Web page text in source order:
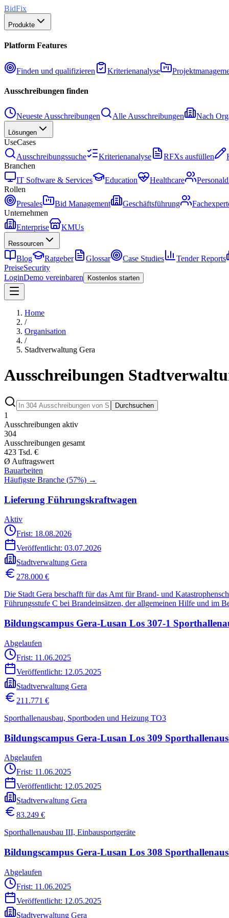
BidFix
Produkte
Platform Features
Finden und qualifizieren Kriterienanalyse
Ausschreibungen finden
Neueste Ausschreibungen Alle Ausschreibungen Nach
Lösungen
UseCases
Ausschreibungssuche
Kriterienanalyse RFXs ausfüllen
Branchen
IT Software & Services
Education Healthcare
Rollen
Presales
Bid Management Geschäftsführung
Unternehmen
Enterprise
KMUs
Ressourcen
Blog Ratgeber Glossar Case Studies
Tender Reports
PreiseSecurity
LoginDemo vereinbaren Kostenlos starten
Home
/
Organisation
/
Stadtverwaltung Gera
Ausschreibungen
Durchsuchen
1
Ausschreibungen aktiv
304
Ausschreibungen gesamt
423 Tsd. €
Ø Auftragswert
Bauarbeiten
Häufigste Branche (57%) →
Lieferung Führungskraftwagen
Aktiv
Frist: 18.08.2026
Veröffentlicht: 03.07.2026
Stadtverwaltung Gera
278.000 €
Die Stadt Gera beschafft für das Amt für Brand- und
Führungsstufe C bei Brandeinsätzen, der allgemeinen Hilfe und im
Bildungscampus Gera-Lusan Los 307-1
Abgelaufen
Frist: 11.06.2025
Veröffentlicht: 12.05.2025
Stadtverwaltung Gera
211.771 €
Sporthallenausbau, Sportboden und Heizung TO3
Bildungscampus Gera-Lusan Los 309
Abgelaufen
Frist: 11.06.2025
Veröffentlicht: 12.05.2025
Stadtverwaltung Gera
83.249 €
Sporthallenausbau III, Einbausportgeräte
Bildungscampus Gera-Lusan Los 308
Abgelaufen
Frist: 11.06.2025
Veröffentlicht: 12.05.2025
Stadtverwaltung Gera